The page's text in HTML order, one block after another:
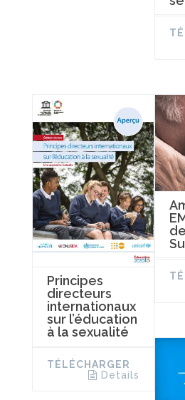
Principes
directeurs
internationaux
sur l’éducation
à la sexualité
TÉLÉCHARGER
Details